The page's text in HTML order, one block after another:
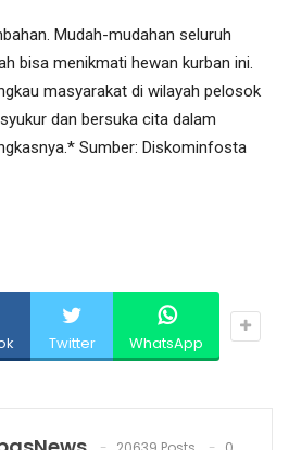
Mudah-mudahan seluruh
bisa menikmati hewan kurban ini.
masyarakat di wilayah pelosok
dan bersuka cita dalam
Sumber: Diskominfosta
Twitter WhatsApp